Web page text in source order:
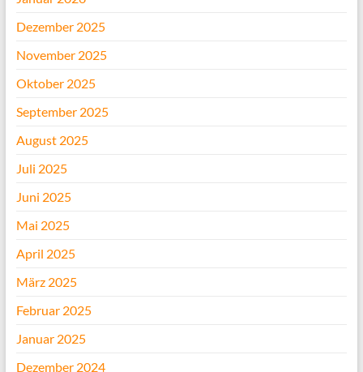
Dezember 2025
November 2025
Oktober 2025
September 2025
August 2025
Juli 2025
Juni 2025
Mai 2025
April 2025
März 2025
Februar 2025
Januar 2025
Dezember 2024